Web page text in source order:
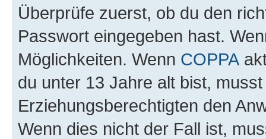
Überprüfe zuerst, ob du den
Passwort eingegeben hast.
Möglichkeiten. Wenn COPPA
du unter 13 Jahre alt bist,
Erziehungsberechtigten den
Wenn dies nicht der Fall ist,